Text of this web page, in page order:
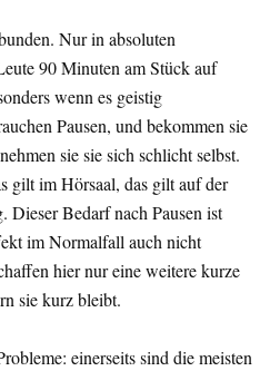
Nur in absoluten
90 Minuten am Stück auf
wenn es geistig
Pausen, und bekommen sie
sie sie sich schlicht selbst.
gilt im Hörsaal, das gilt auf der
Bedarf nach Pausen ist
im Normalfall auch nicht
hier nur eine weitere kurze
sie kurz bleibt.
einerseits sind die meisten